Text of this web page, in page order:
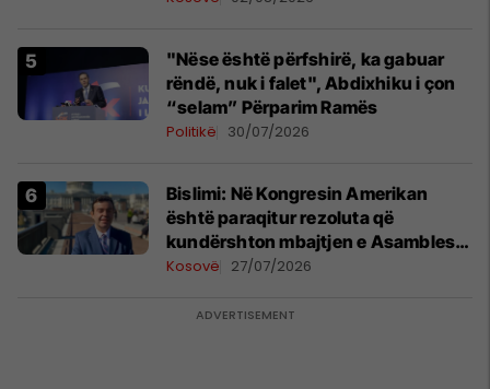
"Nëse është përfshirë, ka gabuar
rëndë, nuk i falet", Abdixhiku i çon
“selam” Përparim Ramës
Politikë 30/07/2026
Bislimi: Në Kongresin Amerikan
është paraqitur rezoluta që
kundërshton mbajtjen e Asamblesë
Parlamentare të OSBE-së në
Kosovë 27/07/2026